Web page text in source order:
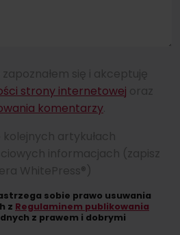
zapoznałem się i akceptuję
strony internetowej oraz
komentarzy
artykułach
informacjach (zapisz
WhitePress®)
sobie prawo usuwania
z Regulaminem publikowania
z prawem i dobrymi